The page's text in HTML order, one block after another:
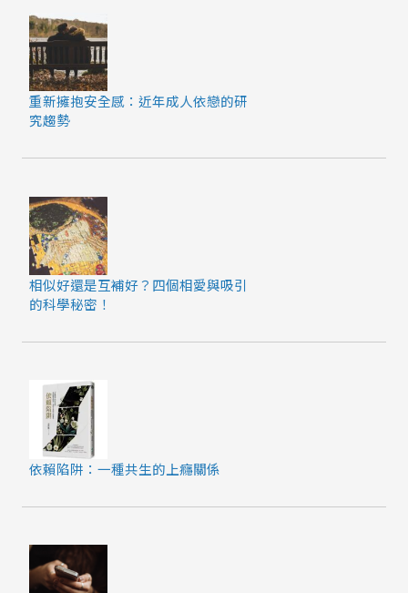
重新擁抱安全感：近年成人依戀的研
究趨勢
相似好還是互補好？四個相愛與吸引
的科學秘密！
依賴陷阱：一種共生的上癮關係